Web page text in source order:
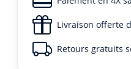
Livraison offerte
Retours gratuits